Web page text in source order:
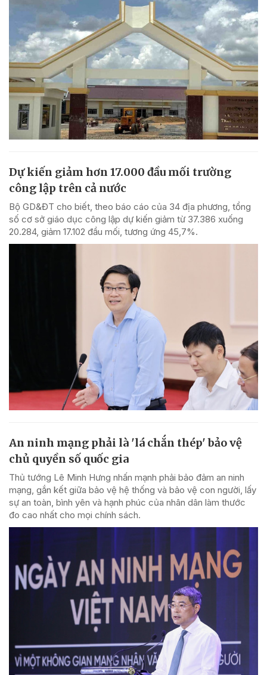
Dự kiến giảm hơn 17.000 đầu mối trường
công lập trên cả nước
Bộ GD&ĐT cho biết, theo báo cáo của 34 địa phương, tổng
số cơ sở giáo dục công lập dự kiến giảm từ 37.386 xuống
20.284, giảm 17.102 đầu mối, tương ứng 45,7%.
An ninh mạng phải là 'lá chắn thép' bảo vệ
chủ quyền số quốc gia
Thủ tướng Lê Minh Hưng nhấn mạnh phải bảo đảm an ninh
mạng, gắn kết giữa bảo vệ hệ thống và bảo vệ con người, lấy
sự an toàn, bình yên và hạnh phúc của nhân dân làm thước
đo cao nhất cho mọi chính sách.